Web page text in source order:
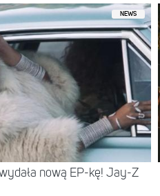
NEWS
nową EP-kę! Jay-Z